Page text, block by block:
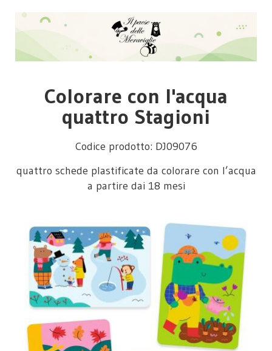
Colorare con l'acqua
quattro Stagioni
Codice prodotto: DJ09076
quattro schede plastificate da colorare con l’acqua
a partire dai 18 mesi